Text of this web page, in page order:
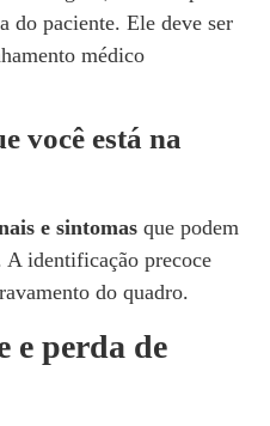
do paciente. Ele deve ser
médico
você está na
e sintomas que podem
identificação precoce
do quadro.
e perda de